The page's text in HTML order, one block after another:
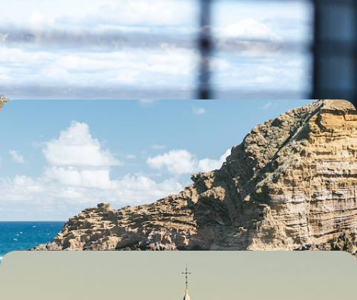
petits ports de pêche
8 jours, de 2300 à 3300 €
Madère active avec vos ados - Grand air, quintas
panoramiques et virées en mer
Embarquer vos teens pour une semaine de plein air et pleine mer au
cœur de l'Atlantique
11 jours, de 2500 à 3100 €
Des îles du Nord aux chutes de Plitvice - Cet été,
péripéties familiales en Croatie